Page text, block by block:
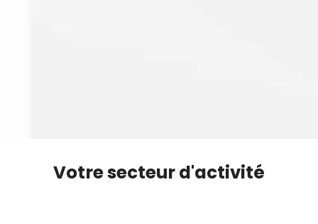
Votre secteur d'activité